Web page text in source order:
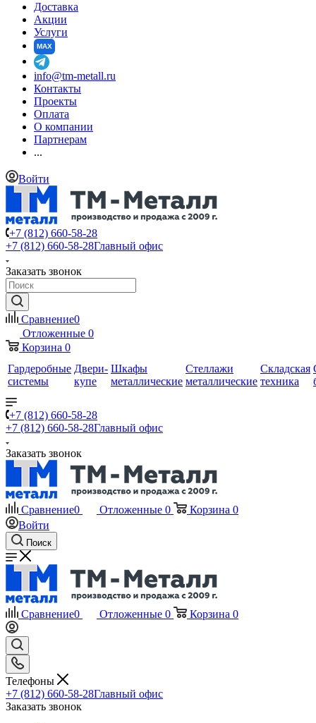
Доставка
Акции
Услуги
MAX
info@tm-metall.ru
Контакты
Проекты
Оплата
О компании
Партнерам
...
Войти
+7 (812) 660-58-28
+7 (812) 660-58-28Главный офис
Заказать звонок
Сравнение0
Отложенные 0
Корзина 0
Гардеробные
системы
Двери-
купе
Шкафы
металлические
Стеллажи
металлические
Складская
техника
+7 (812) 660-58-28
+7 (812) 660-58-28Главный офис
Заказать звонок
Сравнение0 Отложенные 0 Корзина 0
Войти
Поиск
Сравнение0 Отложенные 0 Корзина 0
Телефоны
+7 (812) 660-58-28Главный офис
Заказать звонок